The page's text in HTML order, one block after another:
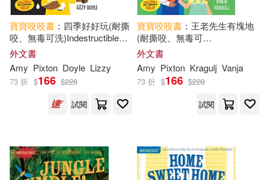
寶寶咬咬書 ：四季好好玩(耐撕
咬、無毒可洗)Indestructibles:
Play in Any Weather
外文書
Amy Pixton Doyle Lizzy
73 折 $166 $228
試閱
寶寶咬咬書 ：王老先生有塊地
(耐撕咬、無毒可
洗)Indestructibles: Old
MacDonald Had a Farm
外文書
Amy Pixton Kragulj Vanja
73 折 $166 $228
試閱